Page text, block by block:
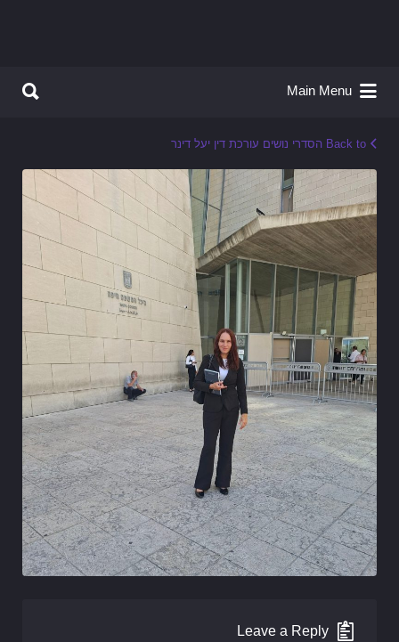
Main Menu
Back to הסדרי נושים עורכת דין יעל דינר
Leave a Reply